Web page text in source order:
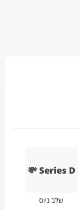
💸 Series D
שלב גיוס